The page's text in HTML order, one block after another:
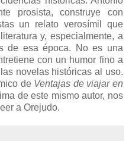
prosista, construye con
un relato verosímil que
y, especialmente, a
de esa época. No es una
con un humor fino a
novelas históricas al uso.
de Ventajas de viajar en
de este mismo autor, nos
a Orejudo.